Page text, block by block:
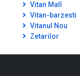
Vitan Mall
Vitan-barzesti
Vitanul Nou
Zetarilor